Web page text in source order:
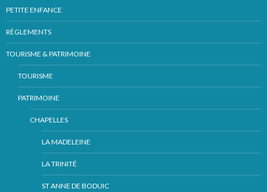
PETITE ENFANCE
RÈGLEMENTS
TOURISME & PATRIMOINE
TOURISME
PATRIMOINE
CHAPELLES
LA MADELEINE
LA TRINITÉ
ST ANNE DE BODUIC